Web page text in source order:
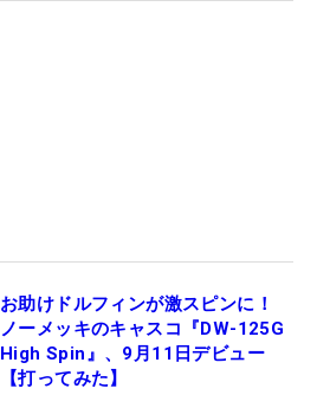
お助けドルフィンが激スピンに！
ノーメッキのキャスコ『DW-125G
High Spin』、9月11日デビュー
【打ってみた】